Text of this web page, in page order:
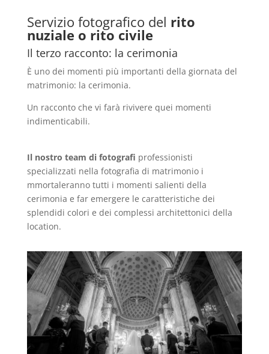
Servizio fotografico del rito
nuziale o rito civile
Il terzo racconto: la cerimonia
È uno dei momenti più importanti della giornata del
matrimonio: la cerimonia.
Un racconto che vi farà rivivere quei momenti
indimenticabili.
Il nostro team di fotografi professionisti
specializzati nella fotografia di matrimonio i
mmortaleranno tutti i momenti salienti della
cerimonia e far emergere le caratteristiche dei
splendidi colori e dei complessi architettonici della
location.